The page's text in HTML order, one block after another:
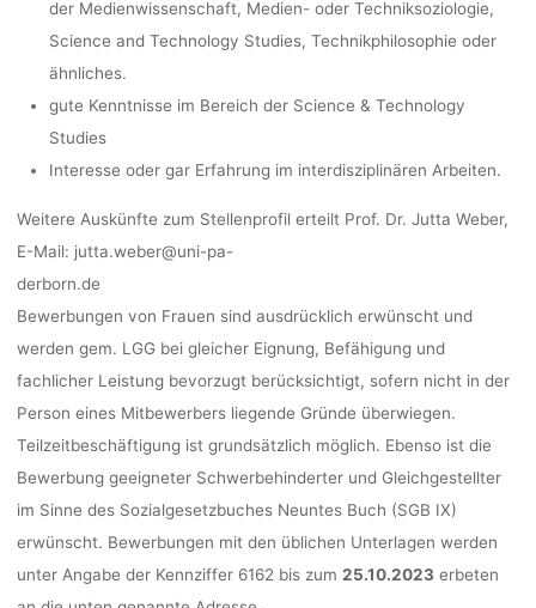
der Medienwissenschaft, Medien- oder Techniksoziologie,
Science and Technology Studies, Technikphilosophie oder
ähnliches.
gute Kenntnisse im Bereich der Science & Technology
Studies
Interesse oder gar Erfahrung im interdisziplinären Arbeiten.
Weitere Auskünfte zum Stellenprofil erteilt Prof. Dr. Jutta Weber,
E-Mail: jutta.weber@uni-pa-
derborn.de
Bewerbungen von Frauen sind ausdrücklich erwünscht und
werden gem. LGG bei gleicher Eignung, Befähigung und
fachlicher Leistung bevorzugt berücksichtigt, sofern nicht in der
Person eines Mitbewerbers liegende Gründe überwiegen.
Teilzeitbeschäftigung ist grundsätzlich möglich. Ebenso ist die
Bewerbung geeigneter Schwerbehinderter und Gleichgestellter
im Sinne des Sozialgesetzbuches Neuntes Buch (SGB IX)
erwünscht. Bewerbungen mit den üblichen Unterlagen werden
unter Angabe der Kennziffer 6162 bis zum 25.10.2023 erbeten